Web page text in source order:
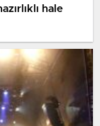
hale